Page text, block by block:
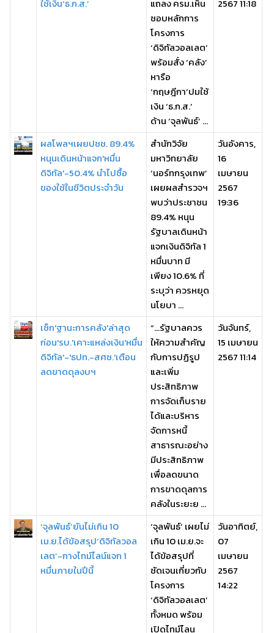
ใช้เงิน‘ธ.ก.ส.’
แถลง ครม.เห็น
ชอบหลักการ
โครงการ
‘ดิจิทัลวอลเลต’
พร้อมสั่ง ‘คลัง’
หารือ
‘กฤษฎีกา’ปมใช้
เงิน ‘ธ.ก.ส.’
ด้าน ‘จุลพันธ์’ ...
2567 11:18
ผลโพลฯเผยปชช. 89.4%
หนุนเดินหน้าแจก'หมื่น
ดิจิทัล'-50.4% นำไปซื้อ
ของใช้ในชีวิตประจำวัน
สำนักวิจัย
มหาวิทยาลัย
‘นอร์ทกรุงเทพ’
เผยผลสำรวจฯ
พบว่าประชาชน
89.4% หนุน
รัฐบาลเดินหน้า
แจกเงินดิจิทัล 1
หมื่นบาท มี
เพียง 10.6% ที่
ระบุว่า ควรหยุด
นโยบา ...
วันอังคาร,
16
เมษายน
2567
19:36
เช็ก'ฐานะการคลัง'ล่าสุด
ก่อน'รบ.'เคาะแหล่งเงิน'หมื่น
ดิจิทัล'-'ธปท.-สศช.'เตือน
ลดขาดดุลงบฯ
“…รัฐบาลควร
ให้ความสำคัญ
กับการปฏิรูป
และเพิ่ม
ประสิทธิภาพ
การจัดเก็บราย
ได้และบริหาร
จัดการหนี้
สาธารณะอย่าง
มีประสิทธิภาพ
เพื่อลดขนาด
การขาดดุลการ
คลังในระยะย ...
วันจันทร์,
15 เมษายน
2567 11:14
‘จุลพันธ์’ยันไม่เกิน 10
เม.ย.ได้ข้อสรุป‘ดิจิทัลวอล
เลต’-กางไทม์ไลน์แจก 1
หมื่นภายในปีนี้
‘จุลพันธ์’ เผยไม่
เกิน 10 เม.ย.จะ
ได้ข้อสรุปที่
ชัดเจนเกี่ยวกับ
โครงการ
‘ดิจิทัลวอลเลต’
ทั้งหมด พร้อม
เปิดไทม์ไลนฺ
วันอาทิตย์,
07
เมษายน
2567
14:22